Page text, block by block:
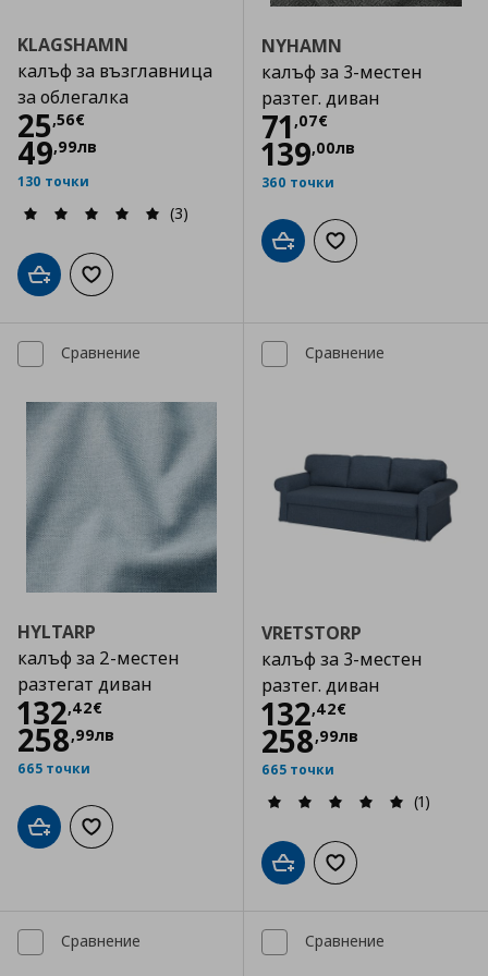
KLAGSHAMN
калъф за възглавница
за облегалка
25,56€
Цена
49,99лв
130 точки
(3)
Добави в кошницата
Добави към списъка с любими
NYHAMN
калъф за 3-местен
разтег. диван
71 ,07€
Цена
139,00лв
360 точки
Добави в кошницата
Добави към
Сравнение
HYLTARP
калъф за 2-местен
разтегат диван
132,42€
Цена
258,99лв
665 точки
Добави в кошницата
Добави към списъка с любими
Сравнение
VRETSTORP
калъф за 3-местен
разтег. диван
132,42€
Цена
258,99лв
665 точки
(1)
Добави в кошницата
Добави към
Сравнение Сравнение